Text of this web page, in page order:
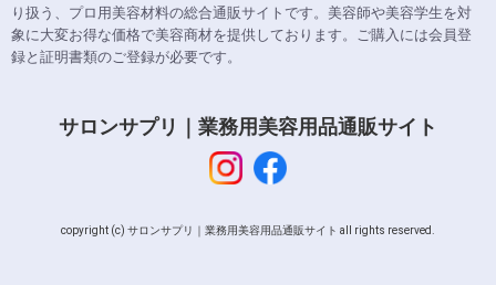
り扱う、プロ用美容材料の総合通販サイトです。美容師や美容学生を対
象に大変お得な価格で美容商材を提供しております。ご購入には会員登
録と証明書類のご登録が必要です。
サロンサプリ｜業務用美容用品通販サイト
copyright (c) サロンサプリ｜業務用美容用品通販サイト all rights reserved.